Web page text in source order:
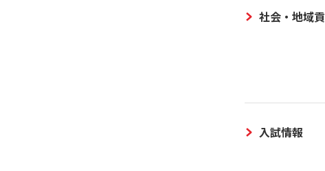
社会・地域
入試情報